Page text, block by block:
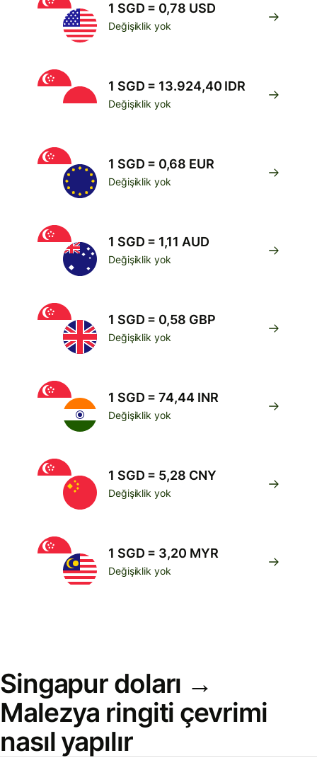
1 SGD = 0,78 USD
Değişiklik yok
1 SGD = 13.924,40 IDR
Değişiklik yok
1 SGD = 0,68 EUR
Değişiklik yok
1 SGD = 1,11 AUD
Değişiklik yok
1 SGD = 0,58 GBP
Değişiklik yok
1 SGD = 74,44 INR
Değişiklik yok
1 SGD = 5,28 CNY
Değişiklik yok
1 SGD = 3,20 MYR
Değişiklik yok
Singapur doları →
Malezya ringiti çevrimi
nasıl yapılır